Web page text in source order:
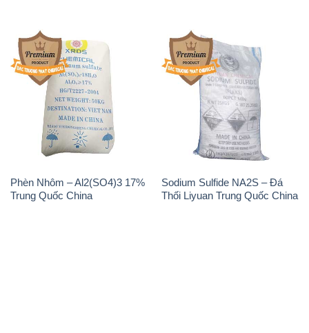
Phèn Nhôm – Al2(SO4)3 17%
Trung Quốc China
Sodium Sulfide NA2S – Đá
Thối Liyuan Trung Quốc China